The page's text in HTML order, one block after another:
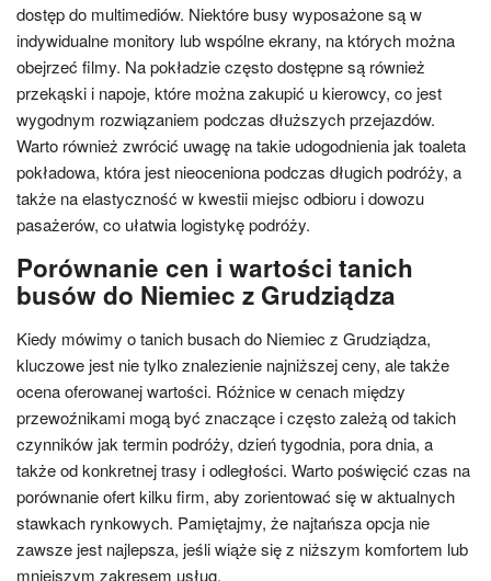
dostęp do multimediów. Niektóre busy wyposażone są w
indywidualne monitory lub wspólne ekrany, na których można
obejrzeć filmy. Na pokładzie często dostępne są również
przekąski i napoje, które można zakupić u kierowcy, co jest
wygodnym rozwiązaniem podczas dłuższych przejazdów.
Warto również zwrócić uwagę na takie udogodnienia jak toaleta
pokładowa, która jest nieoceniona podczas długich podróży, a
także na elastyczność w kwestii miejsc odbioru i dowozu
pasażerów, co ułatwia logistykę podróży.
Porównanie cen i wartości tanich
busów do Niemiec z Grudziądza
Kiedy mówimy o tanich busach do Niemiec z Grudziądza,
kluczowe jest nie tylko znalezienie najniższej ceny, ale także
ocena oferowanej wartości. Różnice w cenach między
przewoźnikami mogą być znaczące i często zależą od takich
czynników jak termin podróży, dzień tygodnia, pora dnia, a
także od konkretnej trasy i odległości. Warto poświęcić czas na
porównanie ofert kilku firm, aby zorientować się w aktualnych
stawkach rynkowych. Pamiętajmy, że najtańsza opcja nie
zawsze jest najlepsza, jeśli wiąże się z niższym komfortem lub
mniejszym zakresem usług.